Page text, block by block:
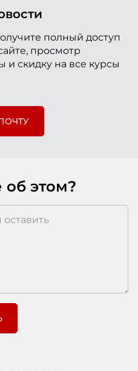
полный доступ
просмотр
и скидку на все курсы
этом?